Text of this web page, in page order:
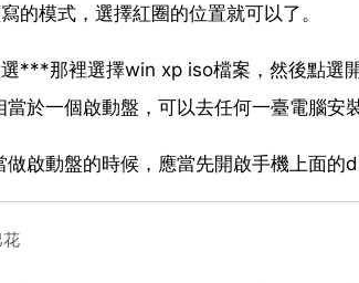
的模式，選擇紅圈的位置就可以了。
***那裡選擇win xp iso檔案，然後點選
於一個啟動盤，可以去任何一臺電腦安
做啟動盤的時候，應當先開啟手機上面的